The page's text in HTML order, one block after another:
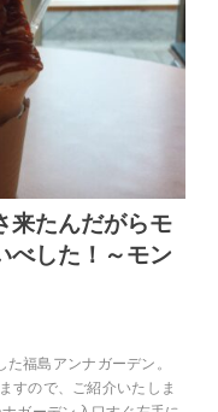
来たんだがらモ
べした！～モン
福島アンナガーデン。
すので、ご紹介いたしま